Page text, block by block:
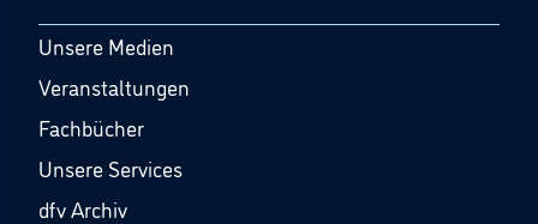
Unsere Medien
Veranstaltungen
Fachbücher
Unsere Services
dfv Archiv